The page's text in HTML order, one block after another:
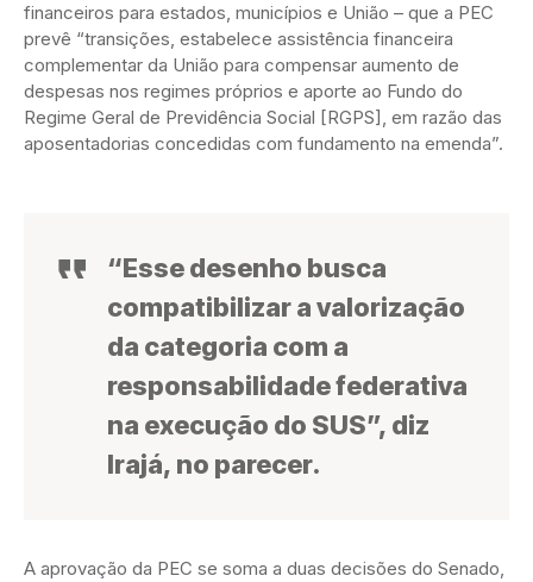
financeiros para estados, municípios e União – que a PEC
prevê “transições, estabelece assistência financeira
complementar da União para compensar aumento de
despesas nos regimes próprios e aporte ao Fundo do
Regime Geral de Previdência Social [RGPS], em razão das
aposentadorias concedidas com fundamento na emenda”.
“Esse desenho busca
compatibilizar a valorização
da categoria com a
responsabilidade federativa
na execução do SUS”, diz
Irajá, no parecer.
A aprovação da PEC se soma a duas decisões do Senado,